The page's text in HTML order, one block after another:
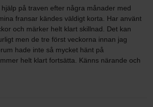
på traven efter några månader med
fransar kändes väldigt korta. Har använt
och märker helt klart skillnad. Det kan
men de tre först veckorna innan jag
hade inte så mycket hänt på
helt klart fortsätta. Känns närande och